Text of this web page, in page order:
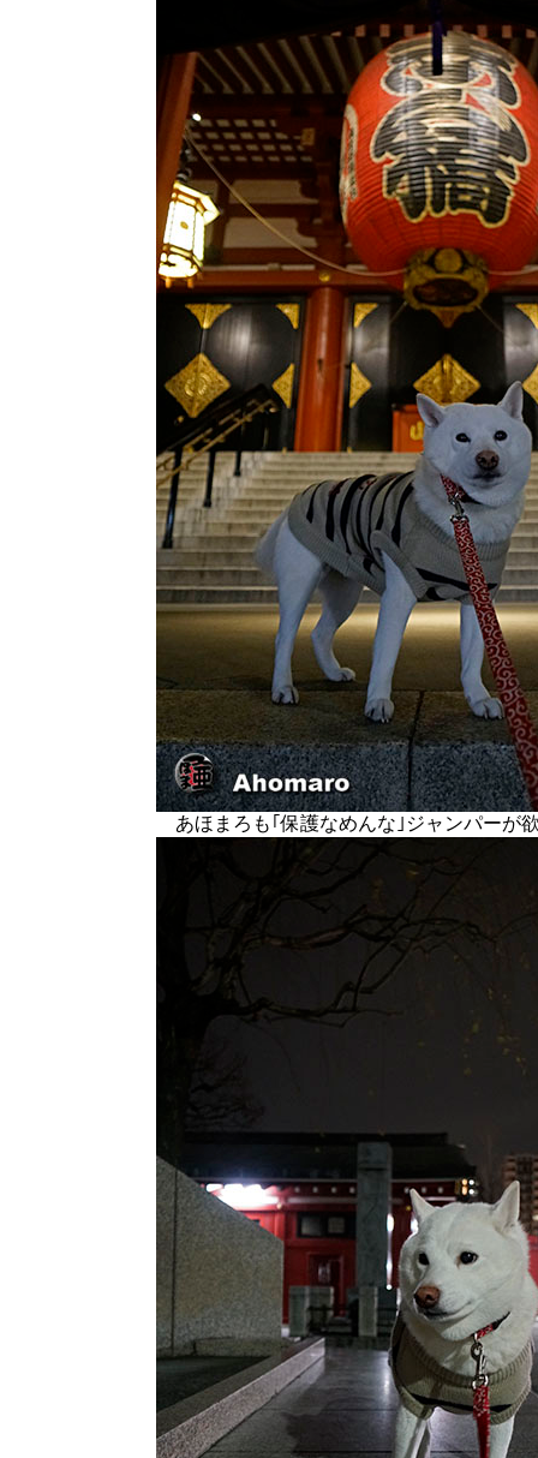
あほまろも｢保護なめんな｣ジャンパーが